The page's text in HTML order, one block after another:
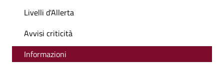
Livelli d'Allerta
Avvisi criticità
Informazioni